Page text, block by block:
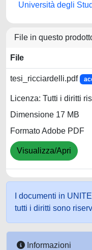
Università degli
File in questo
File
tesi_ricciardelli.pdf
Licenza: Tutti i diritti
Dimensione 17 MB
Formato Adobe PDF
Visualizza/Apri
I documenti in
tutti i diritti sono
Informazioni